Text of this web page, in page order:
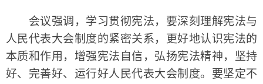
会议强调，学习贯彻宪法，要深刻理解宪法与
人民代表大会制度的紧密关系，更好地认识宪法的
本质和作用，增强宪法自信，弘扬宪法精神，坚持
好、完善好、运行好人民代表大会制度。要坚定不